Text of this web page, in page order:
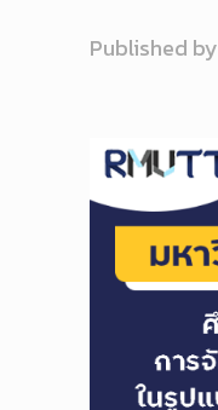
Published by